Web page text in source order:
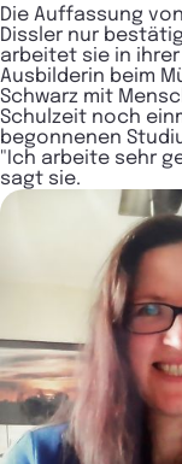
Die Auffassung
Dissler nur
arbeitet sie in
Ausbilderin beim
Schwarz mit
Schulzeit noch
begonnenen
"Ich arbeite sehr
sagt sie.